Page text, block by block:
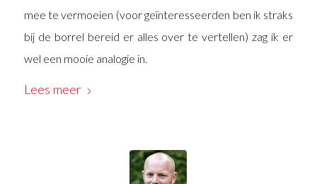
mee te vermoeien (voor geïnteresseerden ben ik straks
bij de borrel bereid er alles over te vertellen) zag ik er
wel een mooie analogie in.
Lees meer